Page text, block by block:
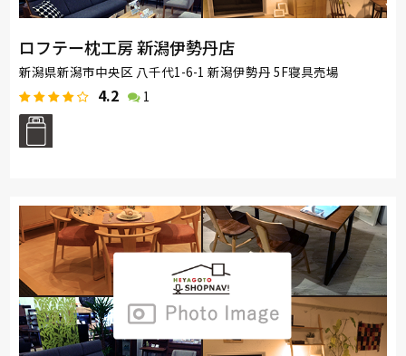
ロフテー枕工房 新潟伊勢丹店
新潟県新潟市中央区 八千代1-6-1 新潟伊勢丹 5F寝具売場
4.2 1